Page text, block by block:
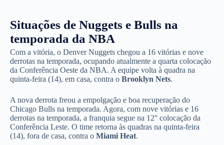
Situações de Nuggets e Bulls na
temporada da NBA
Com a vitória, o Denver Nuggets chegou a 16 vitórias e nove
derrotas na temporada, ocupando atualmente a quarta colocação
da Conferência Oeste da NBA. A equipe volta à quadra na
quinta-feira (14), em casa, contra o Brooklyn Nets.
A nova derrota freou a empolgação e boa recuperação do
Chicago Bulls na temporada. Agora, com nove vitórias e 16
derrotas na temporada, a franquia segue na 12° colocação da
Conferência Leste. O time retorna às quadras na quinta-feira
(14), fora de casa, contra o Miami Heat.